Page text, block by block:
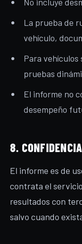
La prueba de
vehículo,
Para vehículos
pruebas
El informe no
desempeño
8.
El informe es de
contrata el
resultados con
salvo cuando